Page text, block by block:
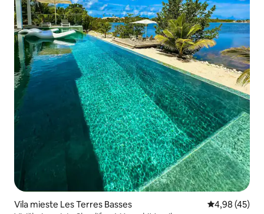
Vila mieste Les Terres Basses Vidutinis
4,98 (45)